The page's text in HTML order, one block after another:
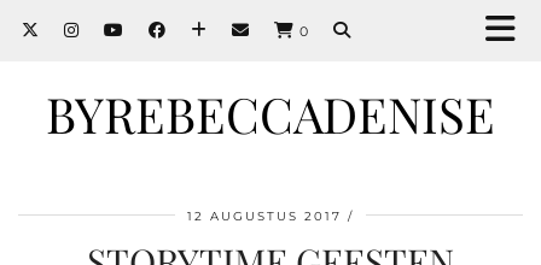
0
BYREBECCADENISE
12 AUGUSTUS 2017